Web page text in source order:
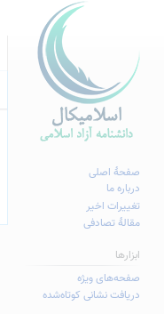
صفحهٔ اصلی
درباره ما
تغییرات اخیر
مقالهٔ تصادفی
ابزارها
صفحه‌های ویژه
دریافت نشانی کوتاه‌شده